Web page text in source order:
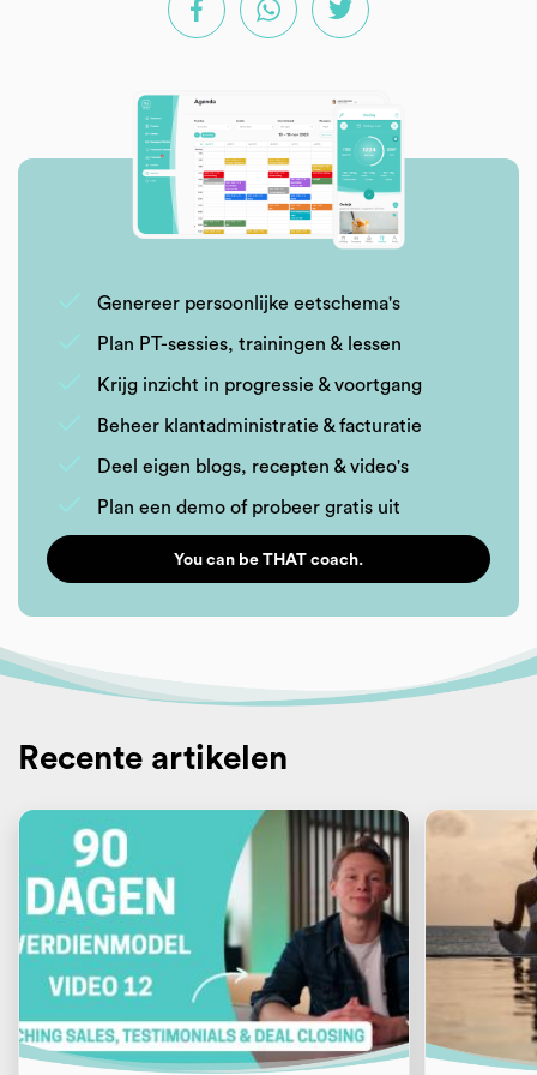
Genereer persoonlijke eetschema's
Plan PT-sessies, trainingen & lessen
Krijg inzicht in progressie & voortgang
Beheer klantadministratie & facturatie
Deel eigen blogs, recepten & video's
Plan een demo of probeer gratis uit
You can be THAT coach.
Recente artikelen